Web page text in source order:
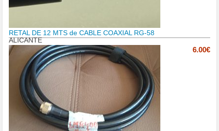
RETAL DE 12 MTS de CABLE COAXIAL RG-58
ALICANTE
6.00€